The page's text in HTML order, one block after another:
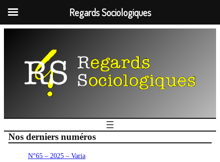
Nos derniers numéros
N°65 – 2025 – Varia
Regards Sociologiques